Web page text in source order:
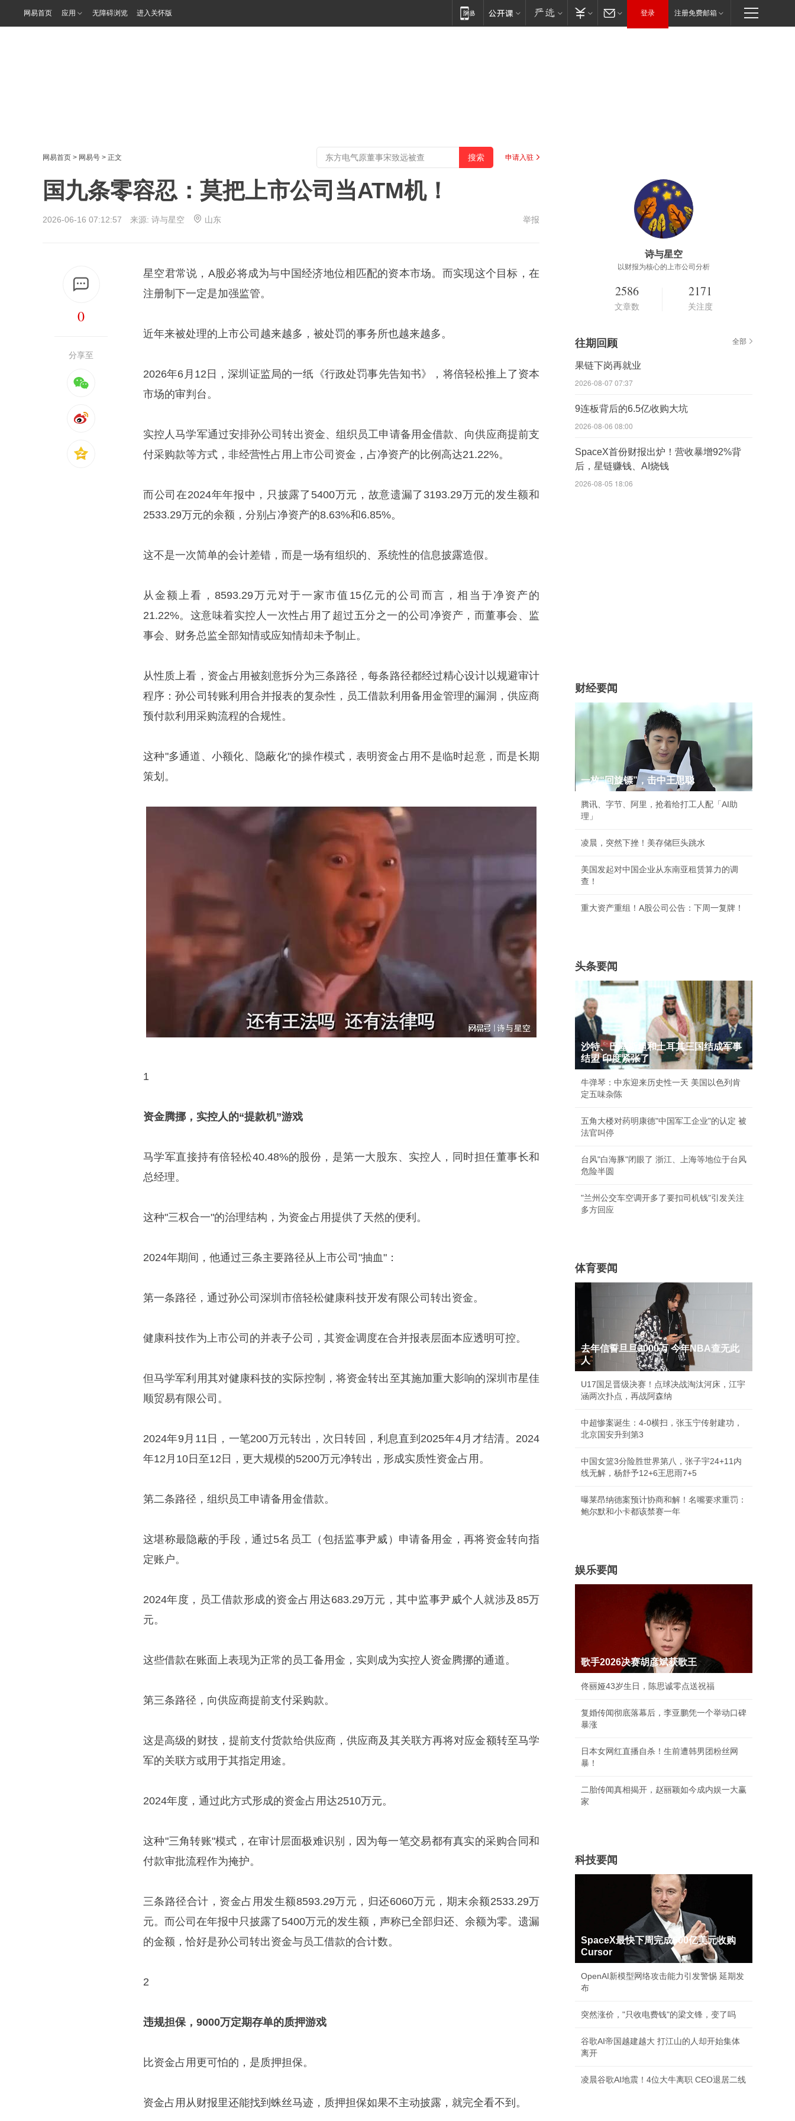
网易首页 应用 无障碍浏览 进入关怀版 登录 注册免费邮箱
网易首页 > 网易号 > 正文 申请入驻
国九条零容忍：莫把上市公司当ATM机！
2026-06-16 07:12:57 来源: 诗与星空 山东 举报
0
分享至
星空君常说，A股必将成为与中国经济地位相匹配的资本市场。而实现这个目标，在
注册制下一定是加强监管。
近年来被处理的上市公司越来越多，被处罚的事务所也越来越多。
2026年6月12日，深圳证监局的一纸《行政处罚事先告知书》，将倍轻松推上了资本
市场的审判台。
实控人马学军通过安排孙公司转出资金、组织员工申请备用金借款、向供应商提前支
付采购款等方式，非经营性占用上市公司资金，占净资产的比例高达21.22%。
而公司在2024年年报中，只披露了5400万元，故意遗漏了3193.29万元的发生额和
2533.29万元的余额，分别占净资产的8.63%和6.85%。
这不是一次简单的会计差错，而是一场有组织的、系统性的信息披露造假。
从金额上看，8593.29万元对于一家市值15亿元的公司而言，相当于净资产的
21.22%。这意味着实控人一次性占用了超过五分之一的公司净资产，而董事会、监
事会、财务总监全部知情或应知情却未予制止。
从性质上看，资金占用被刻意拆分为三条路径，每条路径都经过精心设计以规避审计
程序：孙公司转账利用合并报表的复杂性，员工借款利用备用金管理的漏洞，供应商
预付款利用采购流程的合规性。
这种"多通道、小额化、隐蔽化"的操作模式，表明资金占用不是临时起意，而是长期
策划。
1
资金腾挪，实控人的“提款机”游戏
马学军直接持有倍轻松40.48%的股份，是第一大股东、实控人，同时担任董事长和
总经理。
这种"三权合一"的治理结构，为资金占用提供了天然的便利。
2024年期间，他通过三条主要路径从上市公司"抽血"：
第一条路径，通过孙公司深圳市倍轻松健康科技开发有限公司转出资金。
健康科技作为上市公司的并表子公司，其资金调度在合并报表层面本应透明可控。
但马学军利用其对健康科技的实际控制，将资金转出至其施加重大影响的深圳市星佳
顺贸易有限公司。
2024年9月11日，一笔200万元转出，次日转回，利息直到2025年4月才结清。2024
年12月10日至12日，更大规模的5200万元净转出，形成实质性资金占用。
第二条路径，组织员工申请备用金借款。
这堪称最隐蔽的手段，通过5名员工（包括监事尹威）申请备用金，再将资金转向指
定账户。
2024年度，员工借款形成的资金占用达683.29万元，其中监事尹威个人就涉及85万
元。
这些借款在账面上表现为正常的员工备用金，实则成为实控人资金腾挪的通道。
第三条路径，向供应商提前支付采购款。
这是高级的财技，提前支付货款给供应商，供应商及其关联方再将对应金额转至马学
军的关联方或用于其指定用途。
2024年度，通过此方式形成的资金占用达2510万元。
这种"三角转账"模式，在审计层面极难识别，因为每一笔交易都有真实的采购合同和
付款审批流程作为掩护。
三条路径合计，资金占用发生额8593.29万元，归还6060万元，期末余额2533.29万
元。而公司在年报中只披露了5400万元的发生额，声称已全部归还、余额为零。遗漏
的金额，恰好是孙公司转出资金与员工借款的合计数。
2
违规担保，9000万定期存单的质押游戏
比资金占用更可怕的，是质押担保。
资金占用从财报里还能找到蛛丝马迹，质押担保如果不主动披露，就完全看不到。
诗与星空
以财报为核心的上市公司分析
2586
文章数
2171
关注度
往期回顾 全部
果链下岗再就业
2026-08-07 07:37
9连板背后的6.5亿收购大坑
2026-08-06 08:00
SpaceX首份财报出炉！营收暴增92%背
后，星链赚钱、AI烧钱
2026-08-05 18:06
财经要闻
一枚“回旋镖”，击中王思聪
腾讯、字节、阿里，抢着给打工人配「AI助
理」
凌晨，突然下挫！美存储巨头跳水
美国发起对中国企业从东南亚租赁算力的调
查！
重大资产重组！A股公司公告：下周一复牌！
头条要闻
沙特、巴基斯坦和土耳其三国结成军事
结盟 印度紧张了
牛弹琴：中东迎来历史性一天 美国以色列肯
定五味杂陈
五角大楼对药明康德"中国军工企业"的认定 被
法官叫停
台风"白海豚"闭眼了 浙江、上海等地位于台风
危险半圆
"兰州公交车空调开多了要扣司机钱"引发关注
多方回应
体育要闻
去年信誓旦旦3000万 今年NBA查无此
人
U17国足晋级决赛！点球决战淘汰河床，江宇
涵两次扑点，再战阿森纳
中超惨案诞生：4-0横扫，张玉宁传射建功，
北京国安升到第3
中国女篮3分险胜世界第八，张子宇24+11内
线无解，杨舒予12+6王思雨7+5
曝莱昂纳德案预计协商和解！名嘴要求重罚：
鲍尔默和小卡都该禁赛一年
娱乐要闻
歌手2026决赛胡彦斌获歌王
佟丽娅43岁生日，陈思诚零点送祝福
复婚传闻彻底落幕后，李亚鹏凭一个举动口碑
暴涨
日本女网红直播自杀！生前遭韩男团粉丝网
暴！
二胎传闻真相揭开，赵丽颖如今成内娱一大赢
家
科技要闻
SpaceX最快下周完成600亿美元收购
Cursor
OpenAI新模型网络攻击能力引发警惕 延期发
布
突然涨价，"只收电费钱"的梁文锋，变了吗
谷歌AI帝国越建越大 打江山的人却开始集体
离开
凌晨谷歌AI地震！4位大牛离职 CEO退居二线